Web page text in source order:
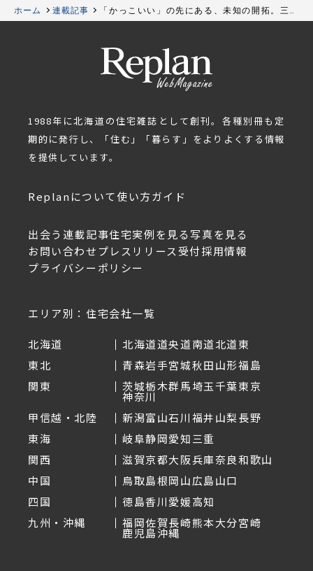
ホーム 連載記事
「かっこいい」の先にある、未知の開拓。三五
工務店が小樽・春香町で描く「山郷」という未
1988年に北海道の住宅雑誌として創刊。各種別冊も定
期的に発行し、「住む」「暮らす」をよりよくする情報
を提供しています。
Replanについて使い方ガイド
出会う 連載記事住宅実例を見る写真を見る
お問い合わせ プレスリリース受付採用情報
プライバシーポリシー
エリア別：住宅会社一覧
北海道 北海道道央道南道北道東
東北
青森岩手宮城秋田山形福島
関東
茨城栃木群馬埼玉千葉東京
神奈川
甲信越・北陸
新潟富山石川福井山梨長野
東海
岐阜静岡愛知三重
関西
滋賀京都大阪兵庫奈良和歌山
中国
鳥取島根岡山広島山口
四国
徳島香川愛媛高知
九州・沖縄
福岡佐賀長崎熊本大分宮崎
鹿児島沖縄